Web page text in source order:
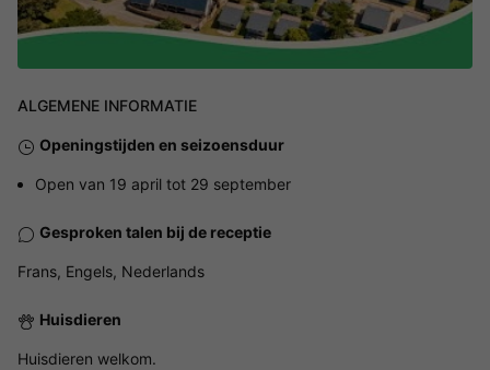
ALGEMENE INFORMATIE
Openingstijden en seizoensduur
Open van 19 april tot 29 september
Gesproken talen bij de receptie
Frans, Engels, Nederlands
Huisdieren
Huisdieren welkom.